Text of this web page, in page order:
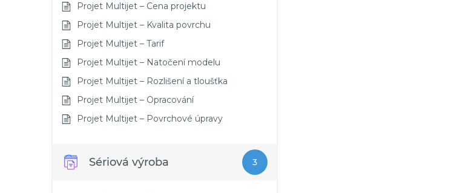
Projet Multijet – Cena projektu
Projet Multijet – Kvalita povrchu
Projet Multijet – Tarif
Projet Multijet – Natočení modelu
Projet Multijet – Rozlišení a tloušťka
Projet Multijet – Opracování
Projet Multijet – Povrchové úpravy
Sériová výroba 3